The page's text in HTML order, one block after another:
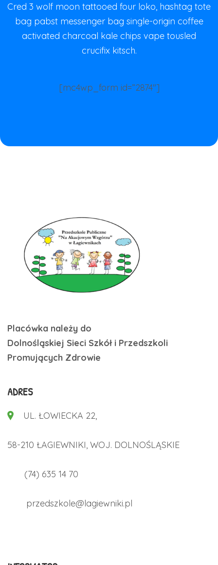
Cred 3 wolf moon tattooed four loko, hashtag tote
bag pabst messenger bag single-origin coffee
activated charcoal kale chips vape tousled
crucifix kitsch.
[mc4wp_form id=”2874″]
Placówka należy do
Dolnośląskiej Sieci Szkół i Przedszkoli
Promujących Zdrowie
ADRES
UL. ŁOWIECKA 22,
58-210 ŁAGIEWNIKI, WOJ. DOLNOŚLĄSKIE
(74) 635 14 70
przedszkole@lagiewniki.pl